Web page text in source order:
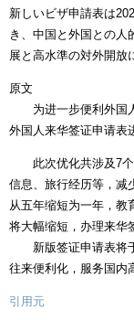
新しいビザ申請表は
き、中国と外国との人
展と高水準の対外開放
原文
为进一步便利外国人
外国人来华签证申请表
此次优化共涉及7个
信息、旅行经历等，减
从五年缩短为一年，教
将大幅缩短，办理来华
新版签证申请表将于
往来便利化，服务国内
引用元